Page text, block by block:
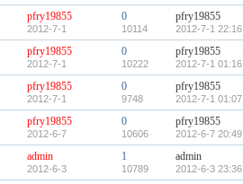
pfry19855
2012-7-1
0
10114
pfry19855
2012-7-1 22:16
pfry19855
2012-7-1
0
10222
pfry19855
2012-7-1 01:16
pfry19855
2012-7-1
0
9748
pfry19855
2012-7-1 01:07
pfry19855
2012-6-7
0
10606
pfry19855
2012-6-7 20:49
admin
2012-6-3
1
10789
admin
2012-6-3 23:36